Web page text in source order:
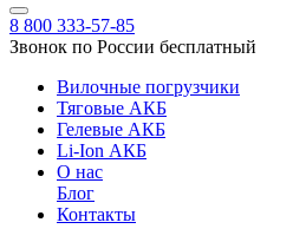
8 800 333-57-85
Звонок по России бесплатный
Вилочные погрузчики
Тяговые АКБ
Гелевые АКБ
Li-Ion АКБ
О нас
Блог
Контакты